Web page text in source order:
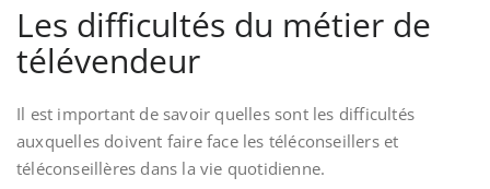
Les difficultés du métier de
télévendeur
Il est important de savoir quelles sont les difficultés
auxquelles doivent faire face les téléconseillers et
téléconseillères dans la vie quotidienne.